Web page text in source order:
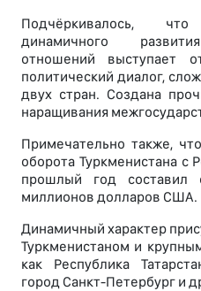
Подчёркивалось,
динамичного
отношений выступает
политический диалог,
двух стран. Создана
наращивания
Примечательно также,
оборота Туркменистана с
прошлый год составил
миллионов долларов США.
Динамичный характер
Туркменистаном и
как Республика
город Санкт-Петербург и